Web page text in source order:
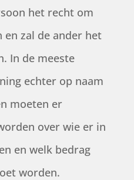
het recht om
zal de ander het
In de meeste
echter op naam
moeten er
over wie er in
en welk bedrag
worden.